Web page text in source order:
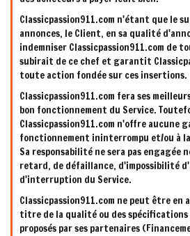
Classicpassion911.com n'étant que le
annonces, le Client, en sa qualité
indemniser Classicpassion911.com de
subirait de ce chef et garantit
toute action fondée sur ces insertions.
Classicpassion911.com fera ses
bon fonctionnement du Service.
Classicpassion911.com n'offre aucune
fonctionnement ininterrompu et/ou à
Sa responsabilité ne sera pas engagée
retard, de défaillance, d'impossibilité
d'interruption du Service.
Classicpassion911.com ne peut être en
titre de la qualité ou des spécifications
proposés par ses partenaires